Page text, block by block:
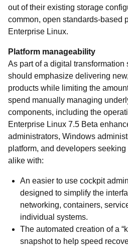
out of their existing storage
common, open standards-based
Enterprise Linux.
Platform manageability
As part of a digital transformation
should emphasize delivering
products while limiting the
spend manually managing
components, including the
Enterprise Linux 7.5 Beta
administrators, Windows
platform, and developers
alike with:
An easier to use cockpit
designed to simplify the
networking, containers,
individual systems.
The automated creation of a
snapshot to help speed